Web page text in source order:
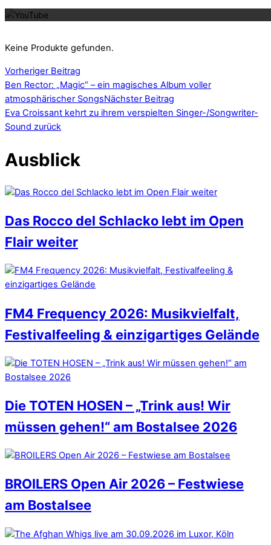
Keine Produkte gefunden.
Vorheriger Beitrag
Ben Rector: „Magic“ – ein magisches Album voller
atmosphärischer SongsNächster Beitrag
Eva Croissant kehrt zu ihrem verspielten Singer-/Songwriter-
Sound zurück
Ausblick
Das Rocco del Schlacko lebt im Open
Flair weiter
FM4 Frequency 2026: Musikvielfalt,
Festivalfeeling & einzigartiges Gelände
Die TOTEN HOSEN – „Trink aus! Wir
müssen gehen!“ am Bostalsee 2026
BROILERS Open Air 2026 – Festwiese
am Bostalsee